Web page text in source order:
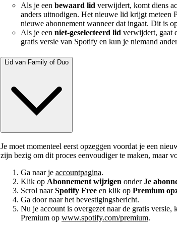
Als je een bewaard lid verwijdert, komt diens
anders uitnodigen. Het nieuwe lid krijgt meteen
nieuwe abonnement wanneer dat ingaat. Dit is
Als je een niet-geselecteerd lid verwijdert, gaat
gratis versie van Spotify en kun je niemand
Lid van Family of Duo
Je moet momenteel eerst opzeggen voordat je een
zijn bezig om dit proces eenvoudiger te maken, maar
Ga naar je accountpagina.
Klik op Abonnement wijzigen onderJe
Scrol naarSpotify Free en klik op Premium
Ga door naar het bevestigingsbericht.
Nu je account is overgezet naar de gratis
Premium op www.spotify.com/premium.